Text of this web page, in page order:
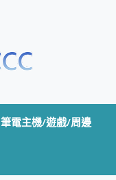
筆電主機/遊戲/周邊